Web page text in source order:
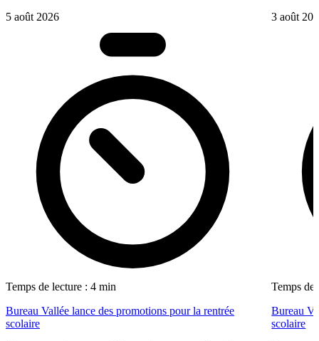
5 août 2026
Temps de lecture : 4 min
Bureau Vallée lance des promotions pour la rentrée
scolaire
3 août
Temps de
Bureau
scolaire